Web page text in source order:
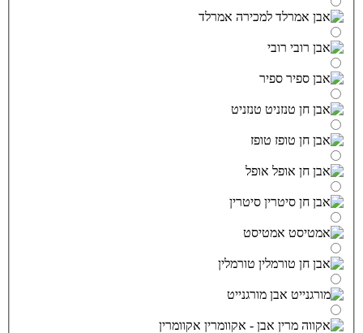
אמרלד
רובי
ספיר
טנזניט
טופז
אופל
סיטרין
אמטיסט
טורמלין
מורגנייט
אקוומרין